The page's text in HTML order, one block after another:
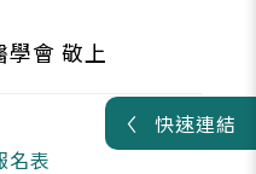
快速連結
學會 敬上
名表